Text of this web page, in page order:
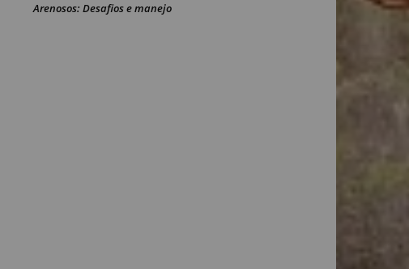
Arenosos: Desafios e manejo